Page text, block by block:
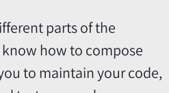
parts of the
how to compose
to maintain your code,